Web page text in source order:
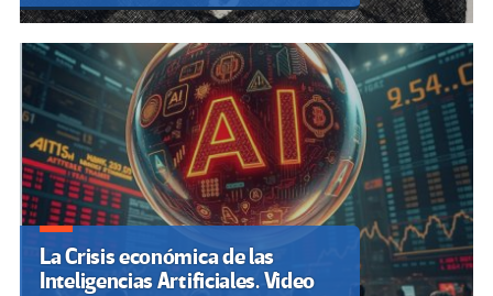
La Crisis económica de las
Inteligencias Artificiales. Video